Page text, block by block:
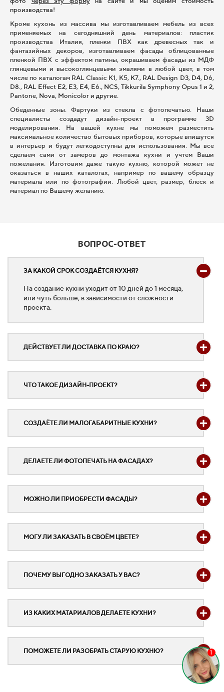
производства!
Кроме кухонь из массива мы изготавливаем мебель из всех
применяемых на сегодняшний день материалов: пластик
производства Италия, пленки ПВХ как древесных так и
фантазийных декоров, изготавливаем фасады облицованные
пленкой ПВХ с эффектом патины, окрашиваем фасады из МДФ
глянцевыми и высокоглянцевыми эмалями в любой цвет, в том
числе по каталогам RAL Classic K1, K5, K7., RAL Design D3, D4, D6,
D8., RAL Effect E2, E3, E4, E6., NCS, Tikkurila Symphony Opus 1 и 2,
Pantone, Nova, Monicolor и другие.
Обеденные зоны. Фартуки из стекла с фотопечатью. Наши
специалисты создадут дизайн-проект в программе 3D
моделирования. На вашей кухне мы поможем разместить
максимальное количество бытовых приборов, которые впишутся
в интерьер и будут легкодоступны для использования. Мы все
сделаем сами от замеров до монтажа кухни и учтем Ваши
пожелания. Изготовим даже такую кухню, которой может не
оказаться в наших каталогах, например по вашему образцу
материала или по фотографии. Любой цвет, размер, блеск и
материал по Вашему желанию.
ВОПРОС-ОТВЕТ
ЗА КАКОЙ СРОК СОЗДАЁТСЯ КУХНЯ?
На создание кухни уходит от 10 дней до 1 месяца,
или чуть больше, в зависимости от сложности
проекта.
ДЕЙСТВУЕТ ЛИ ДОСТАВКА ПО КРАЮ?
ЧТО ТАКОЕ ДИЗАЙН-ПРОЕКТ?
СОЗДАЁТЕ ЛИ МАЛОГАБАРИТНЫЕ КУХНИ?
ДЕЛАЕТЕ ЛИ ФОТОПЕЧАТЬ НА ФАСАДАХ?
МОЖНО ЛИ ПРИОБРЕСТИ ФАСАДЫ?
МОГУ ЛИ ЗАКАЗАТЬ В СВОЁМ ЦВЕТЕ?
ПОЧЕМУ ВЫГОДНО ЗАКАЗАТЬ У ВАС?
ИЗ КАКИХ МАТАРИАЛОВ ДЕЛАЕТЕ КУХНИ?
ПОМОЖЕТЕ ЛИ РАЗОБРАТЬ СТАРУЮ КУХНЮ?